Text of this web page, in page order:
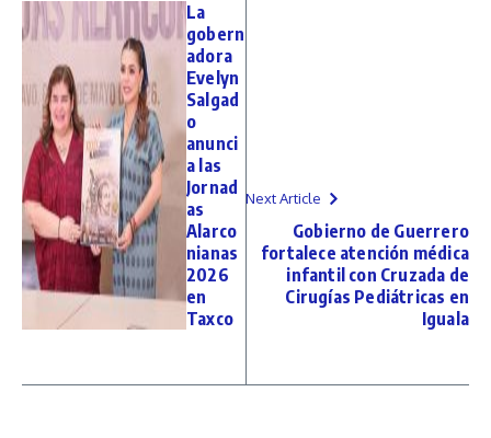
La
gobern
adora
Evelyn
Salgad
o
anunci
a las
Jornad
as
Alarco
nianas
2026
en
Taxco
Next Article
Gobierno de Guerrero
fortalece atención médica
infantil con Cruzada de
Cirugías Pediátricas en
Iguala